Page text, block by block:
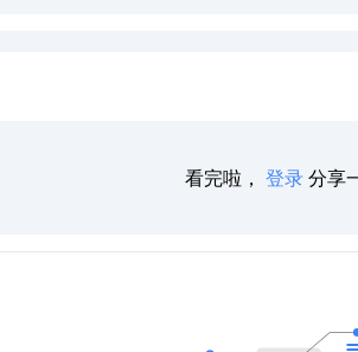
看完啦， 登录分享